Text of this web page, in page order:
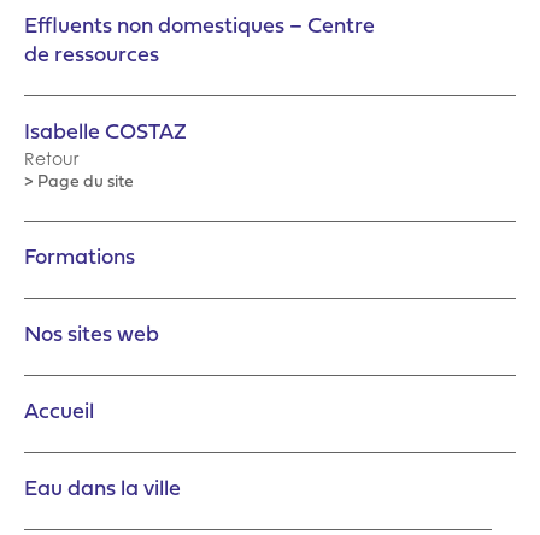
Effluents non domestiques – Centre
de ressources
Isabelle COSTAZ
Retour
> Page du site
Formations
Nos sites web
Accueil
Eau dans la ville